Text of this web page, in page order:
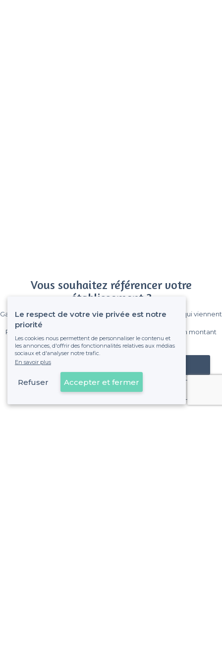
Vous souhaitez référencer votre
établissement ?
Gagnez de nombreux clients parmi le million de visiteurs qui viennent
Pas de commissions et sans engagement, vous payez un montant
fixe sans risque de voir déraper la facture.
Référencer mon établissement
Déjà client
Le respect de votre vie privée est notre
priorité
Les cookies nous permettent de personnaliser le contenu et
les annonces, d'offrir des fonctionnalités relatives aux médias
sociaux et d'analyser notre trafic.
En savoir plus
Refuser Accepter et fermer